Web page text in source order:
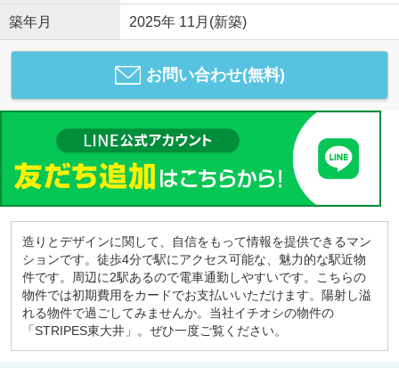
築年月 2025年 11月(新築)
お問い合わせ(無料)
造りとデザインに関して、自信をもって情報を提供できるマン
ションです。徒歩4分で駅にアクセス可能な、魅力的な駅近物
件です。周辺に2駅あるので電車通勤しやすいです。こちらの
物件では初期費用をカードでお支払いいただけます。陽射し溢
れる物件で過ごしてみませんか。当社イチオシの物件の
「STRIPES東大井」。ぜひ一度ご覧ください。